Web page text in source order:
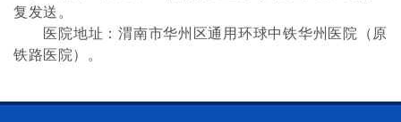
复发送。
医院地址：渭南市华州区通用环球中铁华州医院（原
铁路医院）。